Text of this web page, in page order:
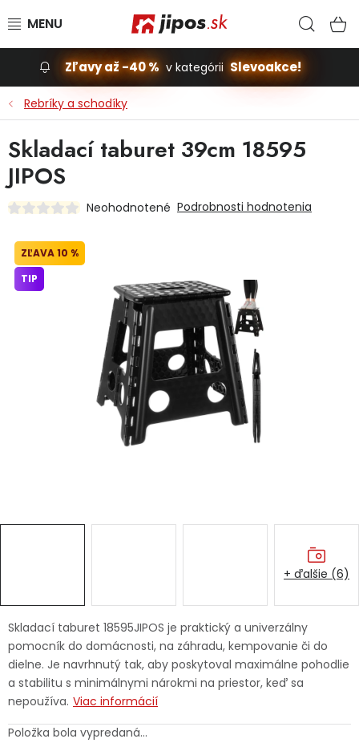
Slevoakce
Stavba, dom
Dielňa
Príslušenstvo pre automobily
Vybavenie a hračky pre deti
Ochranné pracovné pomôcky
Servis náradia Hodnotenie obchodu
Doprava a platba Váš zákaznícky účet
Kontakty
Zľavy až -40 % v kategórii Slevoakce!
Rebríky a schodíky
Skladací taburet 18595JIPOS je praktický a univerzálny
pomocník do domácnosti, na záhradu, kempovanie či do
dielne. Je navrhnutý tak, aby poskytoval maximálne pohodlie
a stabilitu s minimálnymi nárokmi na priestor, keď sa
nepoužíva. Viac informácií
Položka bola vypredaná…
Skladací taburet 39cm 18595
JIPOS
Neohodnotené Podrobnosti hodnotenia
10 %
TIP
+ ďalšie (6)